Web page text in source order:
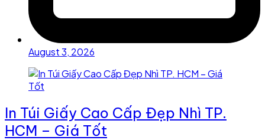
August 3, 2026
In Túi Giấy Cao Cấp Đẹp Nhì TP.
HCM – Giá Tốt